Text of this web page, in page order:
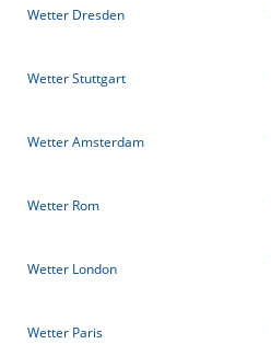
Wetter Dresden
Wetter Stuttgart
Wetter Amsterdam
Wetter Rom
Wetter London
Wetter Paris